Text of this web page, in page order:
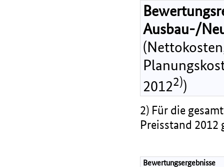
Ausbau-/
20122))
2) Für die
Preisstand 2012
Bewertungsergebnisse